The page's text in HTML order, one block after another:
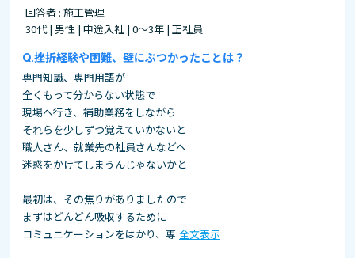
回答者 : 施工管理
30代 | 男性 | 中途入社 | 0～3年 | 正社員
挫折経験や困難、壁にぶつかったことは？
専門知識、専門用語が
全くもって分からない状態で
現場へ行き、補助業務をしながら
それらを少しずつ覚えていかないと
職人さん、就業先の社員さんなどへ
迷惑をかけてしまうんじゃないかと
最初は、その焦りがありましたので
まずはどんどん吸収するために
コミュニケーションをはかり、専 全文表示